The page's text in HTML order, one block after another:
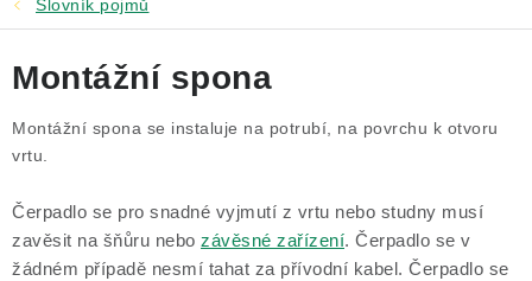
VYUŽITÍ DEŠŤOVÉ VODY
TLAKOVÉ NÁDOBY NA VODU
POPTÁVKA
Slovník pojmů
Montážní spona
Montážní spona se instaluje na potrubí, na povrchu k otvoru
vrtu.
Čerpadlo se pro snadné vyjmutí z vrtu nebo studny musí
zavěsit na šňůru nebo závěsné zařízení. Čerpadlo se v
žádném případě nesmí tahat za přívodní kabel. Čerpadlo se